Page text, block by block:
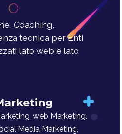
Coaching,
tecnica per Enti
lato web e lato
web Marketing,
Media Marketing,